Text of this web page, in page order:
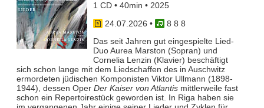
1 CD • 40min • 2025
24.07.2026 •
8 8 8
Das seit Jahren gut eingespielte Lied-
Duo Aurea Marston (Sopran) und
Cornelia Lenzin (Klavier) beschäftigt
sich schon lange mit dem Liedschaffen des in Auschwitz
ermordeten jüdischen Komponisten Viktor Ullmann (1898-
1944), dessen Oper Der Kaiser von Atlantismittlerweile fast
schon ein Repertoirestück geworden ist. In Riga haben sie